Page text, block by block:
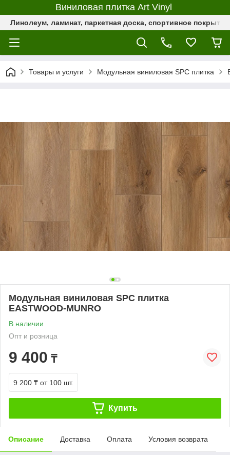
Виниловая плитка Art Vinyl
Линолеум, ламинат, паркетная доска, спортивное
Товары и услуги Модульная виниловая SPC плитка
Модульная виниловая SPC плитка
EASTWOOD-MUNRO
В наличии
Опт и розница
9 400 ₸
9 200 ₸ от 100 шт.
Купить
Описание Доставка Оплата Условия возврата